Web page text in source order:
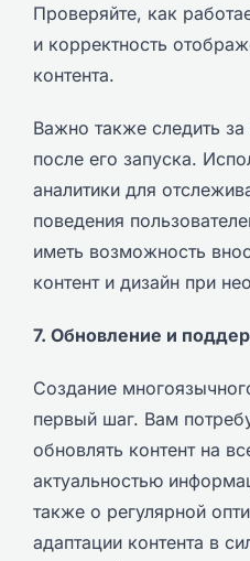
Проверяйте, как
и корректность
контента.
Важно также следить за
после его запуска.
аналитики для
поведения
иметь возможность
контент и дизайн при
7. Обновление и
Создание
первый шаг. Вам
обновлять контент на
актуальностью
также о регулярной
адаптации контента в